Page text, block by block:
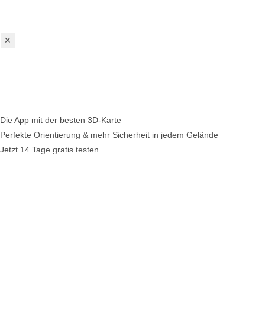
✕
Die App mit der besten 3D-Karte
Perfekte Orientierung & mehr Sicherheit in jedem Gelände
Jetzt 14 Tage gratis testen